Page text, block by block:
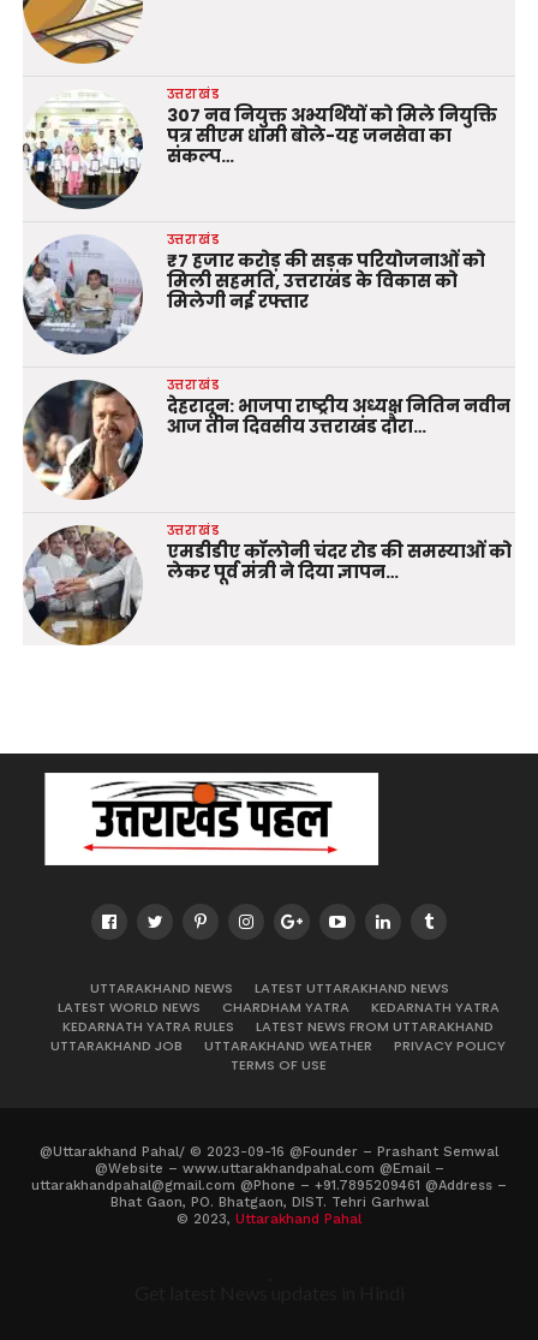
उत्तराखंड
307 नव नियुक्त अभ्यर्थियों को मिले नियुक्ति
पत्र सीएम धामी बोले-यह जनसेवा का
संकल्प…
उत्तराखंड
₹7 हजार करोड़ की सड़क परियोजनाओं को
मिली सहमति, उत्तराखंड के विकास को
मिलेगी नई रफ्तार
उत्तराखंड
देहरादून: भाजपा राष्ट्रीय अध्यक्ष नितिन नवीन
आज तीन दिवसीय उत्तराखंड दौरा…
उत्तराखंड
एमडीडीए कॉलोनी चंदर रोड की समस्याओं को
लेकर पूर्व मंत्री ने दिया ज्ञापन…
UTTARAKHAND NEWS
LATEST UTTARAKHAND NEWS
LATEST WORLD NEWS
CHARDHAM YATRA
KEDARNATH YATRA
KEDARNATH YATRA RULES
LATEST NEWS FROM UTTARAKHAND
UTTARAKHAND JOB
UTTARAKHAND WEATHER
PRIVACY POLICY
TERMS OF USE
@Uttarakhand Pahal/ © 2023-09-16 @Founder – Prashant Semwal
@Website – www.uttarakhandpahal.com @Email –
uttarakhandpahal@gmail.com @Phone – +91.7895209461 @Address –
Bhat Gaon, PO. Bhatgaon, DIST. Tehri Garhwal
© 2023, Uttarakhand Pahal